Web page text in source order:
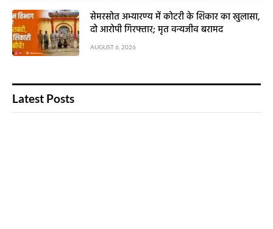
सेमरसोत अभ्यारण्य में कोटरी के शिकार का खुलासा,
दो आरोपी गिरफ्तार; मृत वन्यजीव बरामद
AUGUST 6, 2026
Latest Posts